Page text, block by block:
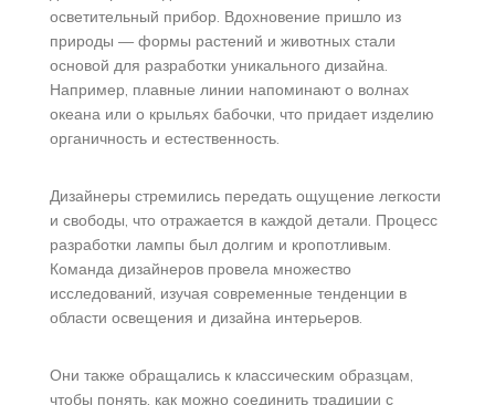
осветительный прибор. Вдохновение пришло из
природы — формы растений и животных стали
основой для разработки уникального дизайна.
Например, плавные линии напоминают о волнах
океана или о крыльях бабочки, что придает изделию
органичность и естественность.
Дизайнеры стремились передать ощущение легкости
и свободы, что отражается в каждой детали. Процесс
разработки лампы был долгим и кропотливым.
Команда дизайнеров провела множество
исследований, изучая современные тенденции в
области освещения и дизайна интерьеров.
Они также обращались к классическим образцам,
чтобы понять, как можно соединить традиции с